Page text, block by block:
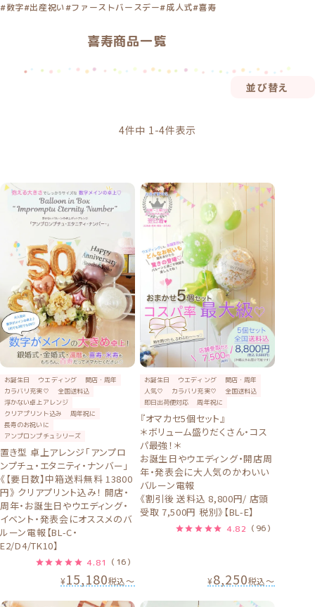
#数字#出産祝い#ファーストバースデー#成人式#喜寿
喜寿商品一覧
並び替え
4件中 1 -4件表示
お誕生日 ウエディング
開店・周年
カラバリ充実♡
全国送料込
浮かない卓上アレンジ
クリアプリント込み
周年祝に
長寿のお祝いに
アンプロンプチュシリーズ
置き型 卓上アレンジ「アンプロ
ンプチュ・エタニティ・ナンバー」
《【要日数】中箱送料無料 13800
円》 クリアプリント込み！ 開店・
周年・お誕生日やウエディング・
イベント・発表会にオススメのバ
ルーン電報【BL-C・
E2/D4/TK10】
4.81 （16）
¥15,180税込〜
お誕生日 ウエディング
開店・周年
人気♡
カラバリ充実♡
全国送料込
即日出荷便対応
周年祝に
『オマカセ5個セット』
＊ボリューム盛りだくさん・コス
パ最強！＊
お誕生日やウエディング・開店周
年・発表会に大人気のかわいい
バルーン電報
《割引後 送料込 8,800円/ 店頭
受取 7,500円 税別》【BL-E】
4.82 （96）
¥8,250税込〜